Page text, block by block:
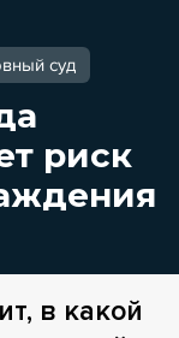
суд
риск
в какой